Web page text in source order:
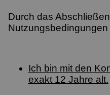
Durch das
Nutzungsbedingungen
Ich bin mit den
exakt 12 Jahre alt.